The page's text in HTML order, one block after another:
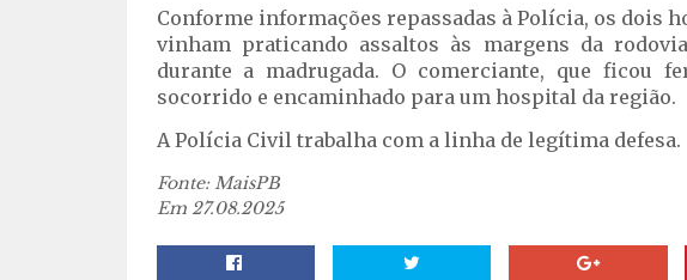
Conforme informações repassadas à Polícia, os dois
vinham praticando assaltos às margens da
durante a madrugada. O comerciante, que ficou
socorrido e encaminhado para um hospital da região.
A Polícia Civil trabalha com a linha de legítima defesa.
Fonte: MaisPB
Em 27.08.2025